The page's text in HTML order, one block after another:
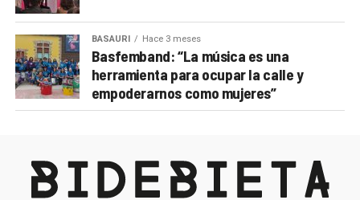
BASAURI Hace 3 meses
Basfemband: “La música es una
herramienta para ocupar la calle y
empoderarnos como mujeres”